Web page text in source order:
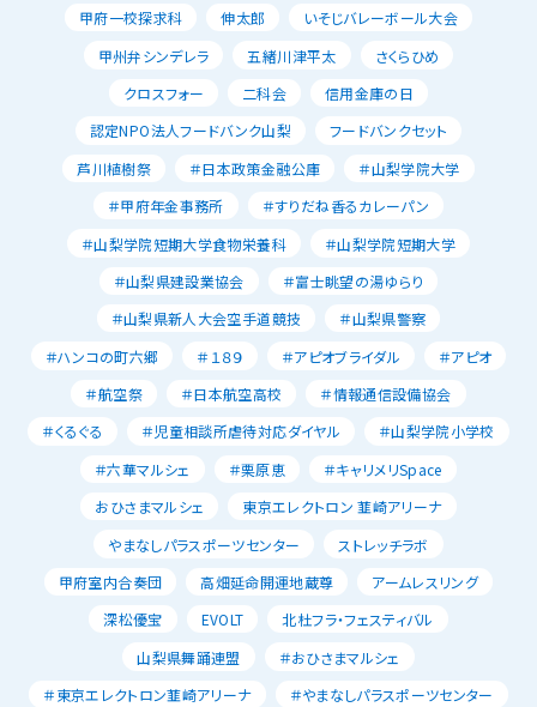
甲府一校探求科
伸太郎
いそじバレーボール大会
甲州弁シンデレラ
五緒川津平太
さくらひめ
クロスフォー
二科会
信用金庫の日
認定NPO法人フードバンク山梨
フードバンクセット
芦川植樹祭
＃日本政策金融公庫
＃山梨学院大学
＃甲府年金事務所
＃すりだね香るカレーパン
＃山梨学院短期大学食物栄養科
＃山梨学院短期大学
＃山梨県建設業協会
＃富士眺望の湯ゆらり
＃山梨県新人大会空手道競技
＃山梨県警察
＃ハンコの町六郷
＃１８９ ＃アピオブライダル
＃アピオ
＃航空祭
＃日本航空高校
＃情報通信設備協会
＃くるぐる
＃児童相談所虐待対応ダイヤル
＃山梨学院小学校
＃六華マルシェ
＃栗原恵
＃キャリメリSpace
おひさまマルシェ
東京エレクトロン 韮崎アリーナ
やまなしパラスポーツセンター
ストレッチラボ
甲府室内合奏団
高畑延命開運地蔵尊
アームレスリング
深松優宝
EVOLT
北杜フラ・フェスティバル
山梨県舞踊連盟
＃おひさまマルシェ
＃東京エレクトロン韮崎アリーナ
＃やまなしパラスポーツセンター